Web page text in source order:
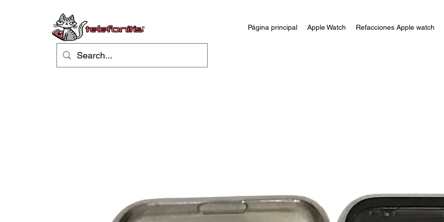
Página principal Apple Watch Refacciones Apple watch